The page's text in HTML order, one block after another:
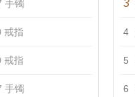
手镯
戒指
戒指
手镯
3
4
5
6